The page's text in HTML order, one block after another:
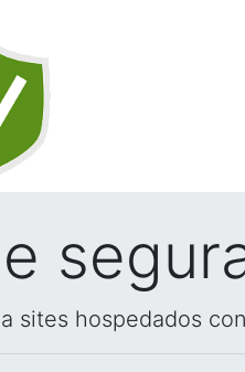
sites hospedados